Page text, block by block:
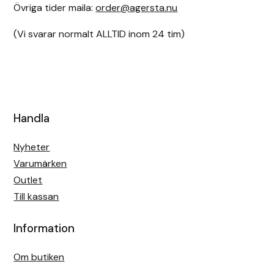
Övriga tider maila:order@agersta.nu
(Vi svarar normalt ALLTID inom 24 tim)
Handla
Nyheter
Varumärken
Outlet
Till kassan
Information
Om butiken